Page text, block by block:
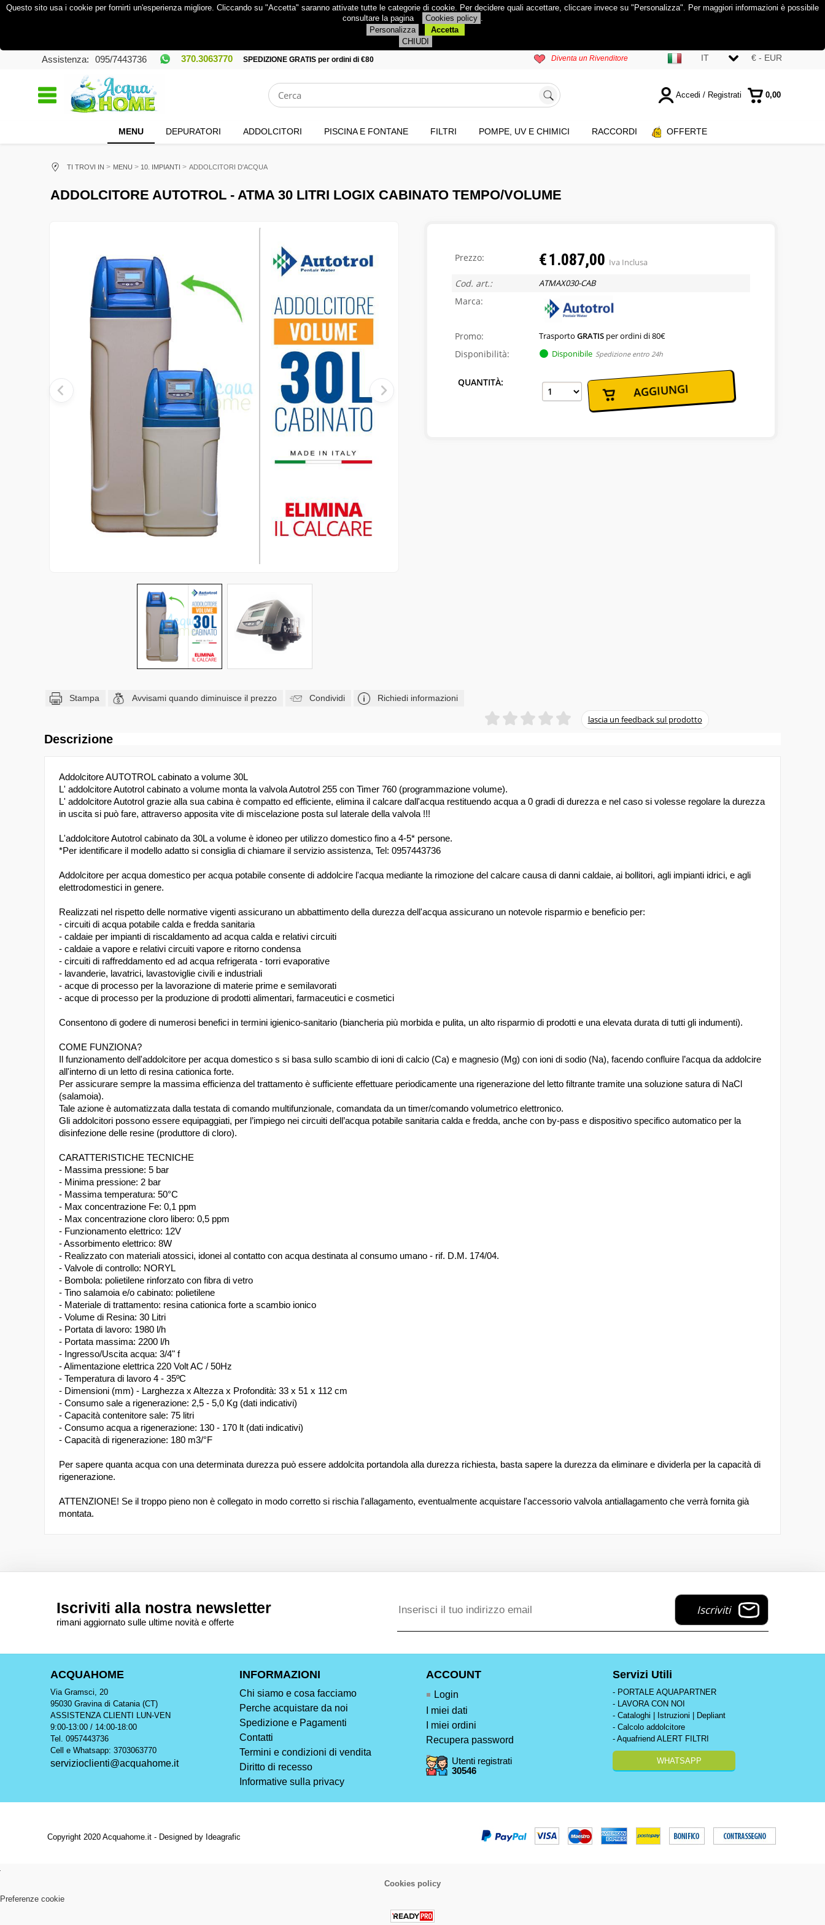
Questo sito usa i cookie per fornirti un'esperienza migliore. Cliccando su "Accetta" saranno attivate tutte le categorie di cookie. Per decidere quali accettare, cliccare invece su "Personalizza". Per maggiori informazioni è possibile
consultare la pagina
Cookies policy .
Personalizza
Accetta
CHIUDI
Assistenza: 095/7443736 370.3063770 SPEDIZIONE GRATIS per ordini di €80 Diventa un Rivenditore € - EUR
IT
Accedi / Registrati 0,00
MENU DEPURATORI ADDOLCITORI PISCINA E FONTANE FILTRI POMPE, UV E CHIMICI RACCORDI OFFERTE
TI TROVI IN MENU 10. IMPIANTI ADDOLCITORI D'ACQUA
ADDOLCITORE AUTOTROL - ATMA 30 LITRI LOGIX CABINATO TEMPO/VOLUME
Prezzo: €1.087,00 Iva Inclusa
Cod. art.: ATMAX030-CAB
Marca:
Promo: Trasporto GRATIS per ordini di80€
Disponibilità: Disponibile Spedizione entro 24h
QUANTITÀ:
Stampa Avvisami quando diminuisce il prezzo Condividi Richiedi informazioni
Descrizione
Addolcitore AUTOTROL cabinato a volume 30L
L' addolcitore Autotrol cabinato a volume monta la valvola Autotrol 255 con Timer 760 (programmazione volume).
L' addolcitore Autotrol grazie alla sua cabina è compatto ed efficiente, elimina il calcare dall'acqua restituendo acqua a 0 gradi di durezza e nel caso si volesse regolare la durezza
in uscita si può fare, attraverso apposita vite di miscelazione posta sul laterale della valvola !!!
L'addolcitore Autotrol cabinato da 30L a volume è idoneo per utilizzo domestico fino a 4-5* persone.
*Per identificare il modello adatto si consiglia di chiamare il servizio assistenza, Tel: 0957443736
Addolcitore per acqua domestico per acqua potabile consente di addolcire l'acqua mediante la rimozione del calcare causa di danni caldaie, ai bollitori, agli impianti idrici, e agli
elettrodomestici in genere.
Realizzati nel rispetto delle normative vigenti assicurano un abbattimento della durezza dell'acqua assicurano un notevole risparmio e beneficio per:
- circuiti di acqua potabile calda e fredda sanitaria
- caldaie per impianti di riscaldamento ad acqua calda e relativi circuiti
- caldaie a vapore e relativi circuiti vapore e ritorno condensa
- circuiti di raffreddamento ed ad acqua refrigerata - torri evaporative
- lavanderie, lavatrici, lavastoviglie civili e industriali
- acque di processo per la lavorazione di materie prime e semilavorati
- acque di processo per la produzione di prodotti alimentari, farmaceutici e cosmetici
Consentono di godere di numerosi benefici in termini igienico-sanitario (biancheria più morbida e pulita, un alto risparmio di prodotti e una elevata durata di tutti gli indumenti).
COME FUNZIONA?
Il funzionamento dell'addolcitore per acqua domestico s si basa sullo scambio di ioni di calcio (Ca) e magnesio (Mg) con ioni di sodio (Na), facendo confluire l’acqua da addolcire
all'interno di un letto di resina cationica forte.
Per assicurare sempre la massima efficienza del trattamento è sufficiente effettuare periodicamente una rigenerazione del letto filtrante tramite una soluzione satura di NaCl
(salamoia).
Tale azione è automatizzata dalla testata di comando multifunzionale, comandata da un timer/comando volumetrico elettronico.
Gli addolcitori possono essere equipaggiati, per l’impiego nei circuiti dell’acqua potabile sanitaria calda e fredda, anche con by-pass e dispositivo specifico automatico per la
disinfezione delle resine (produttore di cloro).
CARATTERISTICHE TECNICHE
- Massima pressione: 5 bar
- Minima pressione: 2 bar
- Massima temperatura: 50°C
- Max concentrazione Fe: 0,1 ppm
- Max concentrazione cloro libero: 0,5 ppm
- Funzionamento elettrico: 12V
- Assorbimento elettrico: 8W
- Realizzato con materiali atossici, idonei al contatto con acqua destinata al consumo umano - rif. D.M. 174/04.
- Valvole di controllo: NORYL
- Bombola: polietilene rinforzato con fibra di vetro
- Tino salamoia e/o cabinato: polietilene
- Materiale di trattamento: resina cationica forte a scambio ionico
- Volume di Resina: 30 Litri
- Portata di lavoro: 1980 l/h
- Portata massima: 2200 l/h
- Ingresso/Uscita acqua: 3/4" f
- Alimentazione elettrica 220 Volt AC / 50Hz
- Temperatura di lavoro 4 - 35ºC
- Dimensioni (mm) - Larghezza x Altezza x Profondità: 33 x 51 x 112 cm
- Consumo sale a rigenerazione: 2,5 - 5,0 Kg (dati indicativi)
- Capacità contenitore sale: 75 litri
- Consumo acqua a rigenerazione: 130 - 170 lt (dati indicativi)
- Capacità di rigenerazione: 180 m3/°F
Per sapere quanta acqua con una determinata durezza può essere addolcita portandola alla durezza richiesta, basta sapere la durezza da eliminare e dividerla per la capacità di
rigenerazione.
ATTENZIONE! Se il troppo pieno non è collegato in modo corretto si rischia l'allagamento, eventualmente acquistare l'accessorio valvola antiallagamento che verrà fornita già
montata.
Iscriviti alla nostra newsletter
rimani aggiornato sulle ultime novità e offerte
ACQUAHOME
Via Gramsci, 20
95030 Gravina di Catania (CT)
ASSISTENZA CLIENTI LUN-VEN
9:00-13:00 / 14:00-18:00
Tel. 0957443736
Cell e Whatsapp: 3703063770
servizioclienti@acquahome.it
INFORMAZIONI
Chi siamo e cosa facciamo
Perche acquistare da noi
Spedizione e Pagamenti
Contatti
Termini e condizioni di vendita
Diritto di recesso
Informative sulla privacy
ACCOUNT
Login
I miei dati
I miei ordini
Recupera password
Utenti registrati
30546
Servizi Utili
- PORTALE AQUAPARTNER
- LAVORA CON NOI
- Cataloghi | Istruzioni | Depliant
- Calcolo addolcitore
- Aquafriend ALERT FILTRI
WHATSAPP
Copyright 2020 Acquahome.it - Designed by Ideagrafic
Cookies policy
Preferenze cookie